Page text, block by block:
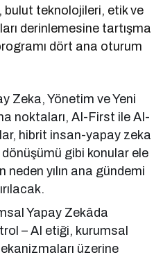
bulut teknolojileri, etik ve
derinlemesine tartışma
dört ana oturum
Zeka, Yönetim ve Yeni
noktaları, AI-First ile AI-
hibrit insan-yapay zeka
gibi konular ele
neden yılın ana gündemi
Yapay Zekâda
– AI etiği, kurumsal
üzerine